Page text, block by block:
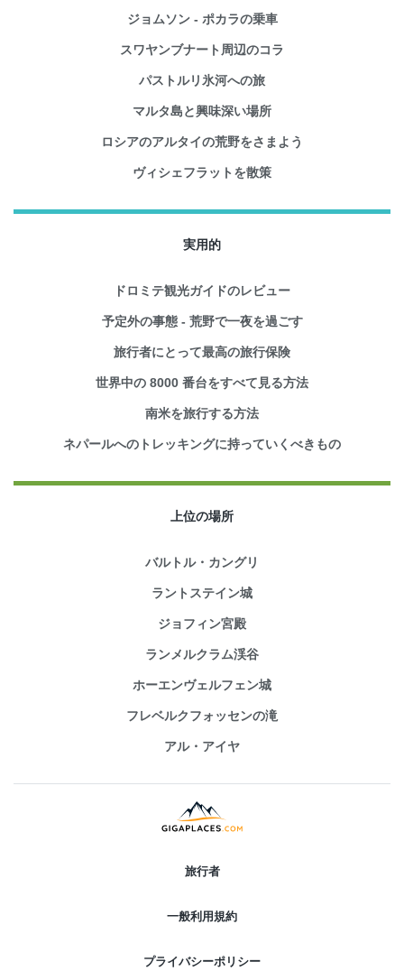
ジョムソン - ポカラの乗車
スワヤンブナート周辺のコラ
パストルリ氷河への旅
マルタ島と興味深い場所
ロシアのアルタイの荒野をさまよう
ヴィシェフラットを散策
実用的
ドロミテ観光ガイドのレビュー
予定外の事態 - 荒野で一夜を過ごす
旅行者にとって最高の旅行保険
世界中の 8000 番台をすべて見る方法
南米を旅行する方法
ネパールへのトレッキングに持っていくべきもの
上位の場所
バルトル・カングリ
ラントステイン城
ジョフィン宮殿
ランメルクラム渓谷
ホーエンヴェルフェン城
フレベルクフォッセンの滝
アル・アイヤ
旅行者
一般利用規約
プライバシーポリシー